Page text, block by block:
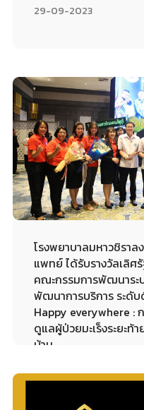
29-09-2023
โรงพยาบาลมหาวชิรา
แพทย์ ได้รับรางวัลเลิศ
คณะกรรมการพัฒนาระ
พัฒนาการบริการ ระดับ
Happy everywhere :
ดูแลผู้ป่วยมะเร็งระยะท้
บ้าน